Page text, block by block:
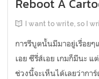
Reboot A
I want to write, so I
การรีบูตนั้นมีมาอยู่เรื่อย
เอย ซีรี่ส์เอย เกมก็มีนะ แ
ช่วงนี้จะเห็นได้เลยว่ากา